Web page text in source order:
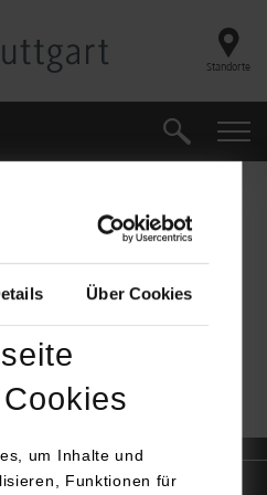
Über Cookies
um Inhalte und
Funktionen für
Standorte
Suche